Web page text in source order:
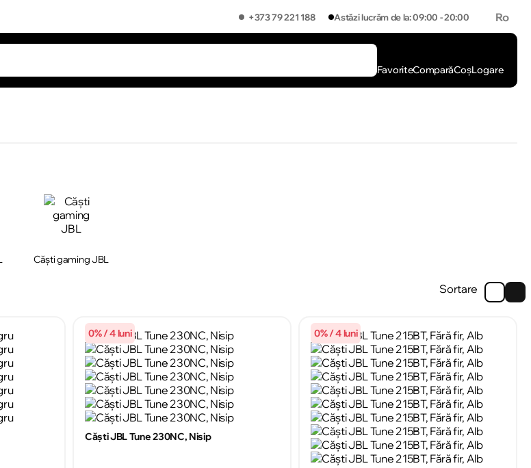
+373 79 221 188 Astăzi lucrăm de la: 09:00 - 20:00 Ro
FavoriteComparăCoșLogare
Căști gaming JBL
Sortare
0% / 4 luni
Căști JBL Tune 230NC, Nisip
0% / 4 luni